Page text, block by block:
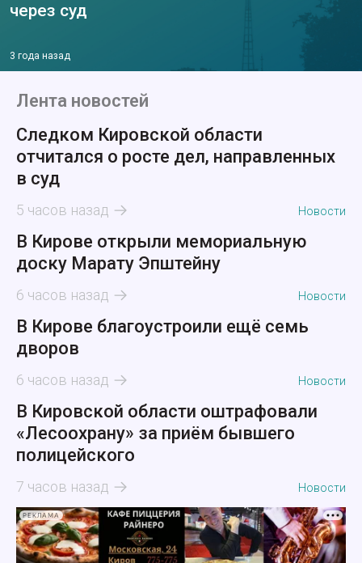
через суд
3 года назад
Лента новостей
Следком Кировской области
отчитался о росте дел, направленных
в суд
5 часов назад Новости
В Кирове открыли мемориальную
доску Марату Эпштейну
6 часов назад Новости
В Кирове благоустроили ещё семь
дворов
6 часов назад Новости
В Кировской области оштрафовали
«Лесоохрану» за приём бывшего
полицейского
7 часов назад Новости
РЕКЛАМА